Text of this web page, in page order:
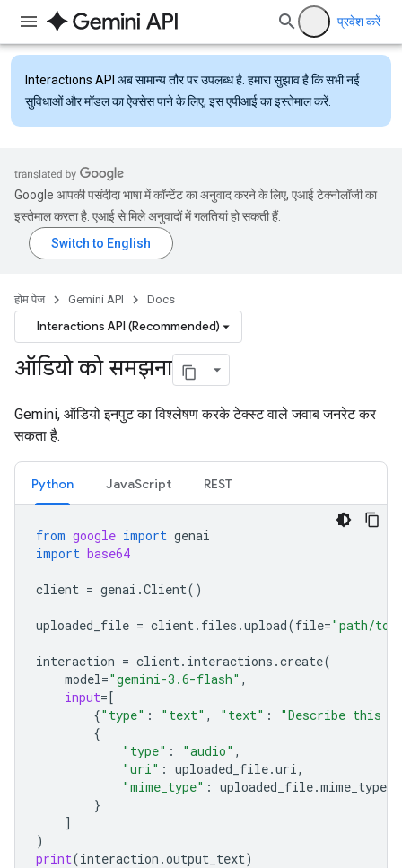
प्रवेश करें
Interactions API अब सामान्य तौर पर उपलब्ध है. हमारा सुझाव है कि सभी नई
सुविधाओं और मॉडल का ऐक्सेस पाने के लिए, इस एपीआई का इस्तेमाल करें.
Google आपकी पसंदीदा भाषा में कॉन्टेंट का अनुवाद करने के लिए, एआई टेक्नोलॉजी का
इस्तेमाल करता है. एआई से मिले अनुवादों में गलतियां हो सकती हैं.
होम पेज Gemini API Docs
Interactions API (Recommended)
ऑडियो को समझना
Gemini, ऑडियो इनपुट का विश्लेषण करके टेक्स्ट वाले जवाब जनरेट कर
सकता है.
Python JavaScript REST
from google import genai
import base64
client = genai .Client()
uploaded_file = client. files .upload(file="path/to/
interaction = client. interactions .create(
model="gemini-3.6-flash" ,
input=[
{"type" : "text" , "text" :
"Describe this
{
"type" : "audio" ,
"uri" : uploaded_file.uri,
"mime_type" : uploaded_file.mime_type
}
]
)
print(interaction .output_text)